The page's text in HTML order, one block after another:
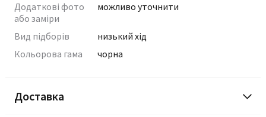
Додаткові фото
або заміри
можливо уточнити
Вид підборів
низький хід
Кольорова гама
чорна
Доставка